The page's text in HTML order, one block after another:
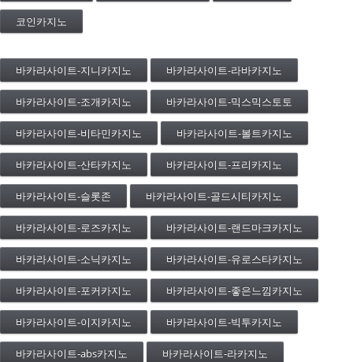
코인카지노
바카라사이트-지니카지노 바카라사이트-라바카지노
바카라사이트-조개카지노 바카라사이트-믹스믹스토토
바카라사이트-비타민카지노 바카라사이트-볼트카지노
바카라사이트-산타카지노 바카라사이트-프리카지노
바카라사이트-슬롯존 바카라사이트-골드시티카지노
바카라사이트-로즈카지노 바카라사이트-랜드마크카지노
바카라사이트-소닉카지노 바카라사이트-유로스타카지노
바카라사이트-포커카지노 바카라사이트-좋은느낌카지노
바카라사이트-이지카지노 바카라사이트-빅투카지노
바카라사이트-abs카지노 바카라사이트-라카지노